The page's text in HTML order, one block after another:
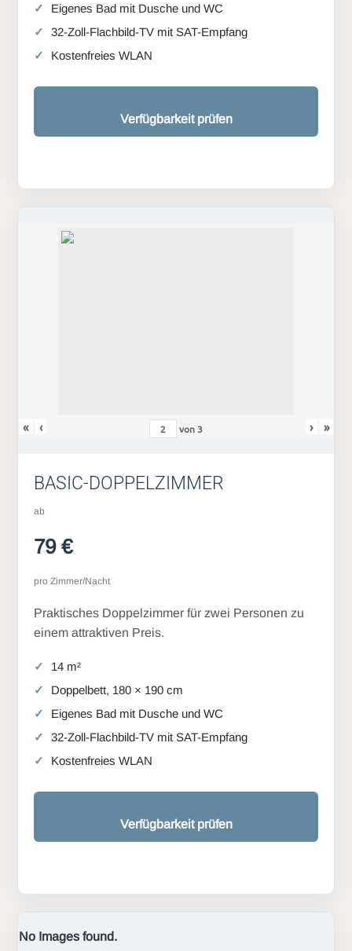
Eigenes Bad mit Dusche und WC
32-Zoll-Flachbild-TV mit SAT-Empfang
Kostenfreies WLAN
Verfügbarkeit prüfen
« ‹ von3 › »
BASIC-DOPPELZIMMER
ab
79 €
pro Zimmer/Nacht
Praktisches Doppelzimmer für zwei Personen zu
einem attraktiven Preis.
14 m²
Doppelbett, 180 × 190 cm
Eigenes Bad mit Dusche und WC
32-Zoll-Flachbild-TV mit SAT-Empfang
Kostenfreies WLAN
Verfügbarkeit prüfen
No Images found.